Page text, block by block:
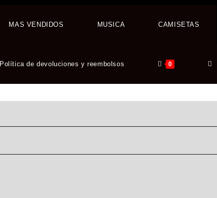
MAS VENDIDOS MUSICA CAMISETAS
Política de devoluciones y reembolsos 0